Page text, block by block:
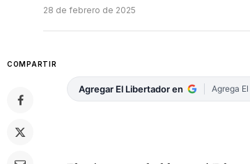
28 de febrero de 2025
COMPARTIR
Agregar El Libertador en Agrega